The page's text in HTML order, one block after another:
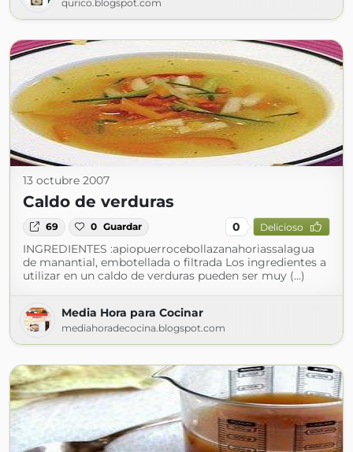
qurico.blogspot.com
13 octubre 2007
Caldo de verduras
69 0 Guardar 0 Delicioso
INGREDIENTES :apiopuerrocebollazanahoriassalagua
de manantial, embotellada o filtrada Los ingredientes a
utilizar en un caldo de verduras pueden ser muy (...)
Media Hora para Cocinar
mediahoradecocina.blogspot.com